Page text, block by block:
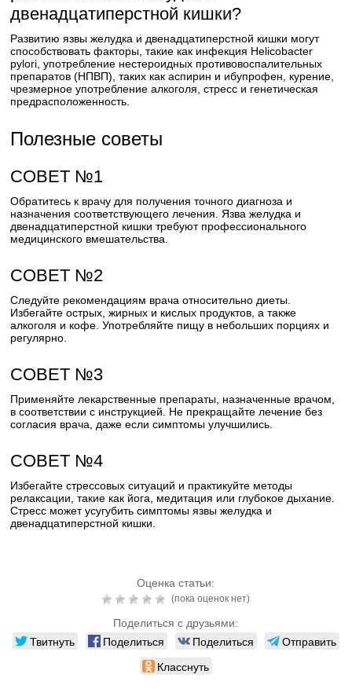
двенадцатиперстной кишки?
Развитию язвы желудка и двенадцатиперстной кишки могут
способствовать факторы, такие как инфекция Helicobacter
pylori, употребление нестероидных противовоспалительных
препаратов (НПВП), таких как аспирин и ибупрофен, курение,
чрезмерное употребление алкоголя, стресс и генетическая
предрасположенность.
Полезные советы
СОВЕТ №1
Обратитесь к врачу для получения точного диагноза и
назначения соответствующего лечения. Язва желудка и
двенадцатиперстной кишки требуют профессионального
медицинского вмешательства.
СОВЕТ №2
Следуйте рекомендациям врача относительно диеты.
Избегайте острых, жирных и кислых продуктов, а также
алкоголя и кофе. Употребляйте пищу в небольших порциях и
регулярно.
СОВЕТ №3
Применяйте лекарственные препараты, назначенные врачом,
в соответствии с инструкцией. Не прекращайте лечение без
согласия врача, даже если симптомы улучшились.
СОВЕТ №4
Избегайте стрессовых ситуаций и практикуйте методы
релаксации, такие как йога, медитация или глубокое дыхание.
Стресс может усугубить симптомы язвы желудка и
двенадцатиперстной кишки.
Оценка статьи:
(пока оценок нет)
Поделиться с друзьями:
Твитнуть Поделиться Поделиться
Отправить
Класснуть